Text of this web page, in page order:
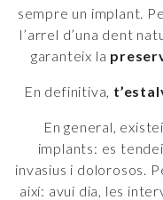
sempre un implant.
l’arrel d’una dent
garanteix la
En definitiva,
En general,
implants: es
invasius i dolorosos.
així: avui dia, les